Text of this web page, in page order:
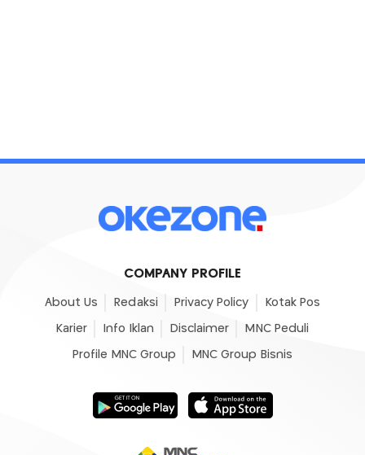
COMPANY PROFILE
About Us Redaksi Privacy Policy Kotak Pos
Karier Info Iklan Disclaimer MNC Peduli
Profile MNC Group MNC Group Bisnis